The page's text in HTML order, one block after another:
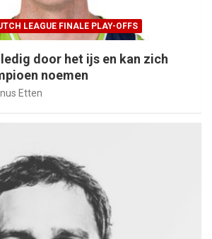
LEAGUE FINALE PLAY-OFFS
door het ijs en kan zich
noemen
Etten